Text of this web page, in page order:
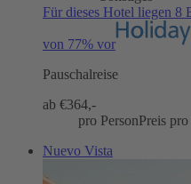
Für dieses Hotel liegen 8
von 77% vor
Pauschalreise
ab €364,-
pro PersonPreis pro
Nuevo Vista